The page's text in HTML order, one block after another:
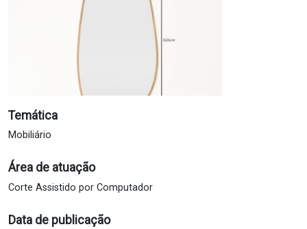
Temática
Mobiliário
Área de atuação
Corte Assistido por Computador
Data de publicação